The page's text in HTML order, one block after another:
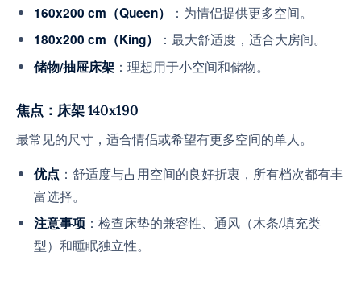
160x200 cm（Queen）
：为情侣提供更多空间。
180x200 cm（King）
：最大舒适度，适合大房间。
储物/抽屉床架 ：理想用于小空间和储物。
焦点：床架140x190
最常见的尺寸，适合情侣或希望有更多空间的单人。
优点 ：舒适度与占用空间的良好折衷，所有档次都有丰
富选择。
注意事项 ：检查床垫的兼容性、通风（木条/填充类
型）和睡眠独立性。